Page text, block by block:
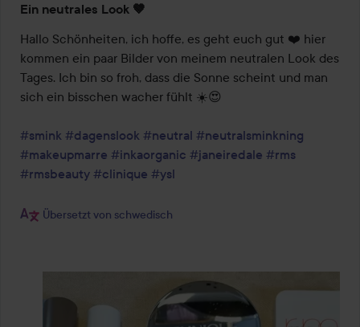
Ein neutrales Look 🤎
Hallo Schönheiten, ich hoffe, es geht euch gut ❤️ hier
kommen ein paar Bilder von meinem neutralen Look des
Tages. Ich bin so froh, dass die Sonne scheint und man
sich ein bisschen wacher fühlt ☀️😍
#smink #dagenslook #neutral #neutralsminkning
#makeupmarre #inkaorganic #janeiredale #rms
#rmsbeauty #clinique #ysl
Übersetzt von schwedisch